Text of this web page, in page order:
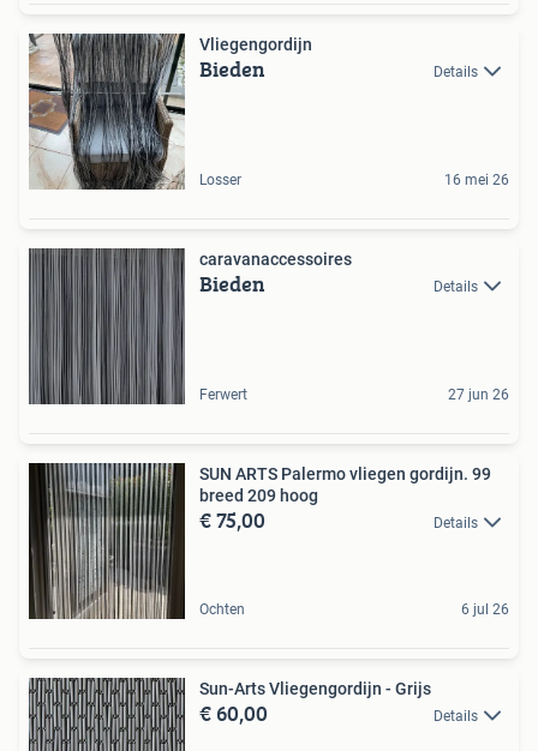
Vliegengordijn
Bieden Details
Losser 16 mei 26
caravanaccessoires
Bieden Details
Ferwert 27 jun 26
SUN ARTS Palermo vliegen gordijn. 99
breed 209 hoog
€ 75,00 Details
Ochten 6 jul 26
Sun-Arts Vliegengordijn - Grijs
€ 60,00 Details